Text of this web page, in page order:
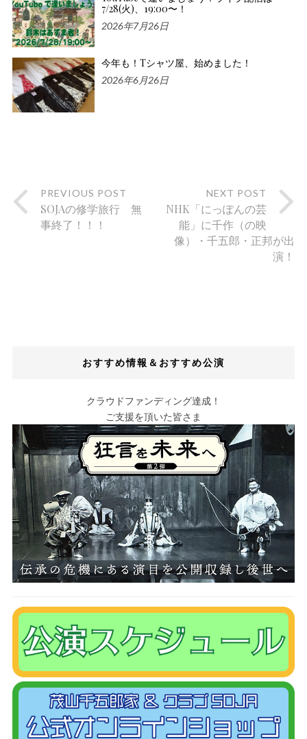
7/28(火)、19:00〜！
2026年7月26日
今年も！Tシャツ屋、始めました！
2026年6月26日
PREVIOUS POST
SOJAの修学旅行 無
事終了！！！
NEXT POST
NHK「にっぽんの芸
能」に千作（の映
像）・千五郎・正邦が出
演！
おすすめ情報＆おすすめ公演
クラウドファンディング達成！
ご支援を頂いた皆さま